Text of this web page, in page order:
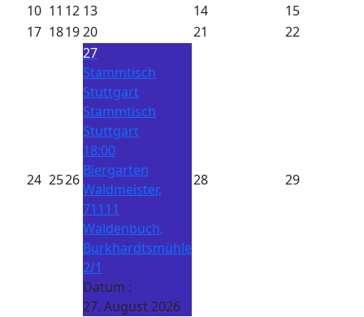
10 11 12 13 14
15
17 181920 21 22
24 2526
27
Stammtisch
Stuttgart
Stammtisch
Stuttgart
18:00
Biergarten
Waldmeister,
71111
Waldenbuch,
Burkhardtsmühle
2/1
Datum :
27. August 2026
28 29